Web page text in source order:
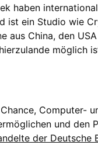
haben
ist ein Studio wie
aus China, den
möglich
Computer-
und den
der Deutsche